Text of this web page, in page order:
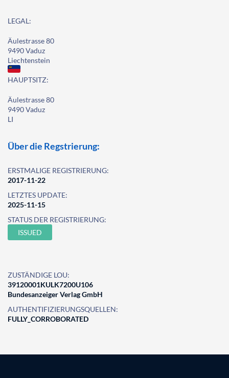
LEGAL:
Äulestrasse 80
9490 Vaduz
Liechtenstein
HAUPTSITZ:
Äulestrasse 80
9490 Vaduz
LI
Über die Regstrierung:
ERSTMALIGE REGISTRIERUNG:
2017-11-22
LETZTES UPDATE:
2025-11-15
STATUS DER REGISTRIERUNG:
ISSUED
ZUSTÄNDIGE LOU:
39120001KULK7200U106
Bundesanzeiger Verlag GmbH
AUTHENTIFIZIERUNGSQUELLEN:
FULLY_CORROBORATED